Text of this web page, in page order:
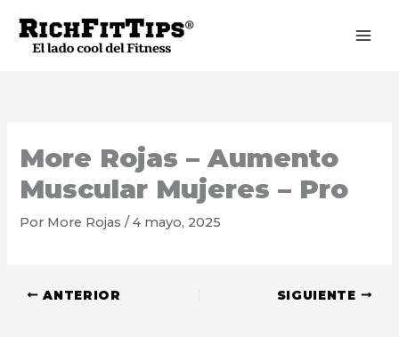
contenido
More Rojas – Aumento
Muscular Mujeres – Pro
Por More Rojas/4 mayo, 2025
ANTERIOR SIGUIENTE